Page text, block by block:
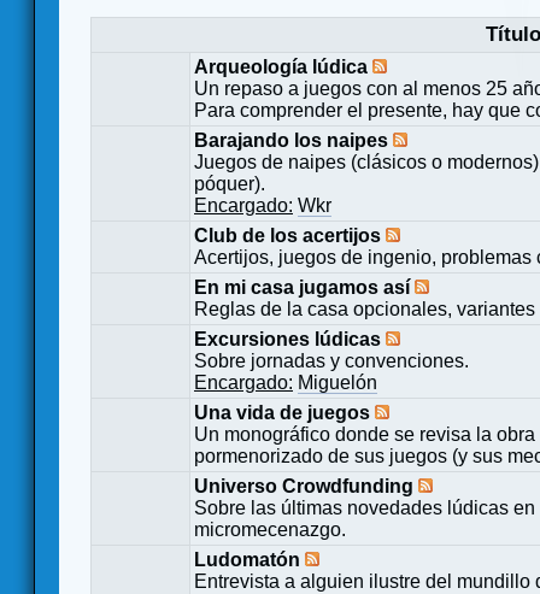
Título
Arqueología lúdica
Un repaso a juegos con al menos 25
Para comprender el presente, hay que
Barajando los naipes
Juegos de naipes (clásicos o
póquer).
Encargado: Wkr
Club de los acertijos
Acertijos, juegos de ingenio,
En mi casa jugamos así
Reglas de la casa opcionales,
Excursiones lúdicas
Sobre jornadas y convenciones.
Encargado: Miguelón
Una vida de juegos
Un monográfico donde se revisa la
pormenorizado de sus juegos (y sus
Universo Crowdfunding
Sobre las últimas novedades lúdicas
micromecenazgo.
Ludomatón
Entrevista a alguien ilustre del mundillo